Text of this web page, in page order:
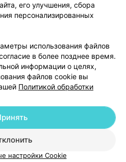
103.by
данных
| 220012, Республика Беларусь,
+375 291212755
его улучшения, сбора
персонализированных
использования файлов
в более позднее время.
информации о целях,
файлов cookie вы
Политикой обработки
настройки Cookie